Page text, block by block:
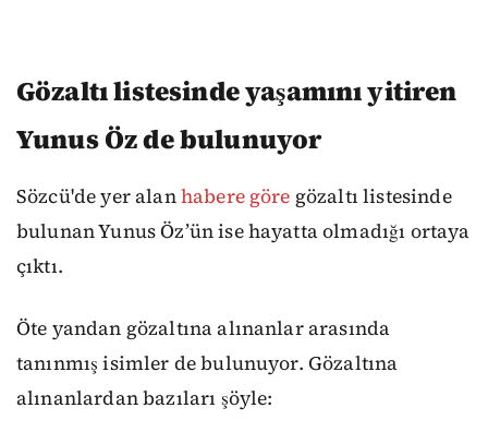
Gözaltı listesinde yaşamını yitiren
Yunus Öz de bulunuyor
Sözcü'de yer alanhabere göre gözaltı listesinde
bulunan Yunus Öz’ün ise hayatta olmadığı ortaya
çıktı.
Öte yandan gözaltına alınanlar arasında
tanınmış isimler de bulunuyor. Gözaltına
alınanlardan bazıları şöyle: